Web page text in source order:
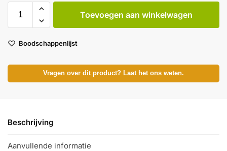
Toevoegen aan winkelwagen
Boodschappenlijst
Vragen over dit product? Laat het ons weten.
Beschrijving
Aanvullende informatie